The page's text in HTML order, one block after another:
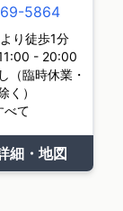
5864
り徒歩1分
- 20:00
（臨時休業・
く）
べて
細・地図